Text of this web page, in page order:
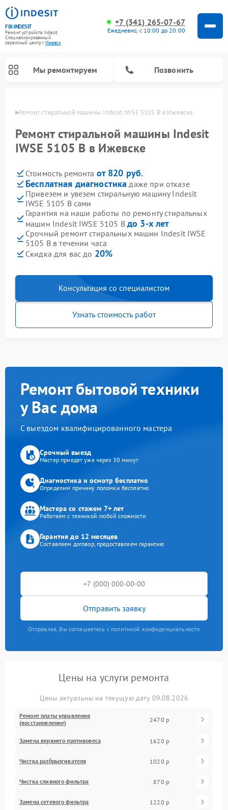
FIX-INDESIT
Ремонт устройств Indesit
Специализированный
cервисный центр г.Ижевск
+7 (341) 265-07-67
Ежедневно, с 10:00 до 20:00
Мы ремонтируем Позвонить
Ремонт стиральной машины Indesit IWSE 5105 B в Ижевске
Ремонт стиральной машины Indesit
IWSE 5105 B в Ижевске
Стоимость ремонта от 820 руб.
Бесплатная диагностика даже при отказе
Привезем и увезем стиральную машину Indesit
IWSE 5105 B сами
Гарантия на наши работы по ремонту стиральных
машин Indesit IWSE 5105 B до 3-х лет
Срочный ремонт стиральных машин Indesit IWSE
5105 B в течении часа
Скидка для вас до 20%
Консультация со специалистом
Узнать стоимость работ
Ремонт бытовой техники
у Вас дома
С выездом квалифицированного мастера
Срочный выезд
Мастер приедет уже через 30 минут
Диагностика и осмотр бесплатно
Определим причину поломки бесплатно
Мастера со стажем 7+ лет
Работаем с техникой любой сложности
Гарантия до 12 месяцев
Составляем договор, предоставляем гарантию
Отправить заявку
Отправляя, Вы соглашаетесь с политикой конфиденциальности
Цены на услуги ремонта
Цены актуальны на текущую дату 09.08.2026
Ремонт платы управления
(восстановление)
2470 р
Замена верхнего противовеса 1620 р
Чистка разбрызгивателя 1020 р
Чистка сливного фильтра 870 р
Замена сетевого фильтра 1220 р